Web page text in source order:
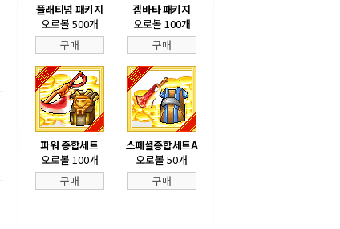
플래티넘 패키지
오로볼 500개
구매
겜바타 패키지
오로볼 100개
구매
파워 종합세트
오로볼 100개
구매
스페셜종합세트A
오로볼 50개
구매